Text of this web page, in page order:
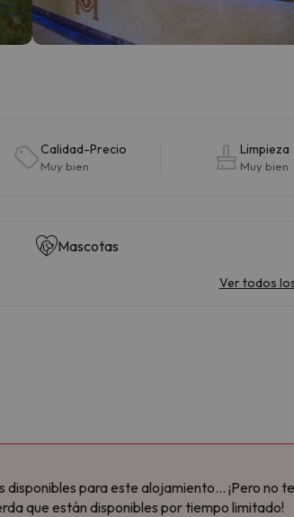
Calidad-Precio
Muy bien
Limpieza
Muy bien
Mascotas
Ver todos
para este alojamiento... ¡Pero no
que están disponibles por tiempo limitado!